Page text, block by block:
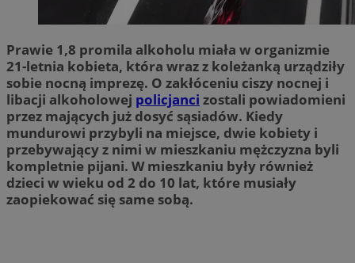
Prawie 1,8 promila alkoholu miała w organizmie
21-letnia kobieta, która wraz z koleżanką urządziły
sobie nocną imprezę. O zakłóceniu ciszy nocnej i
libacji alkoholowej policjanci zostali powiadomieni
przez mających już dosyć sąsiadów. Kiedy
mundurowi przybyli na miejsce, dwie kobiety i
przebywający z nimi w mieszkaniu mężczyzna byli
kompletnie pijani. W mieszkaniu były również
dzieci w wieku od 2 do 10 lat, które musiały
zaopiekować się same sobą.